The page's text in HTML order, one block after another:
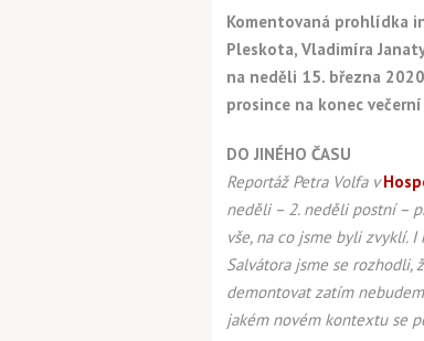
Komentovaná prohlídka
Pleskota, Vladimíra
na neděli 15. března
prosince na konec
DO JINÉHO ČASU
Reportáž Petra Volfa v
neděli – 2. neděli postní –
vše, na co jsme byli zvyklí.
Salvátora jsme se rozhodli,
demontovat zatím
jakém novém kontextu se